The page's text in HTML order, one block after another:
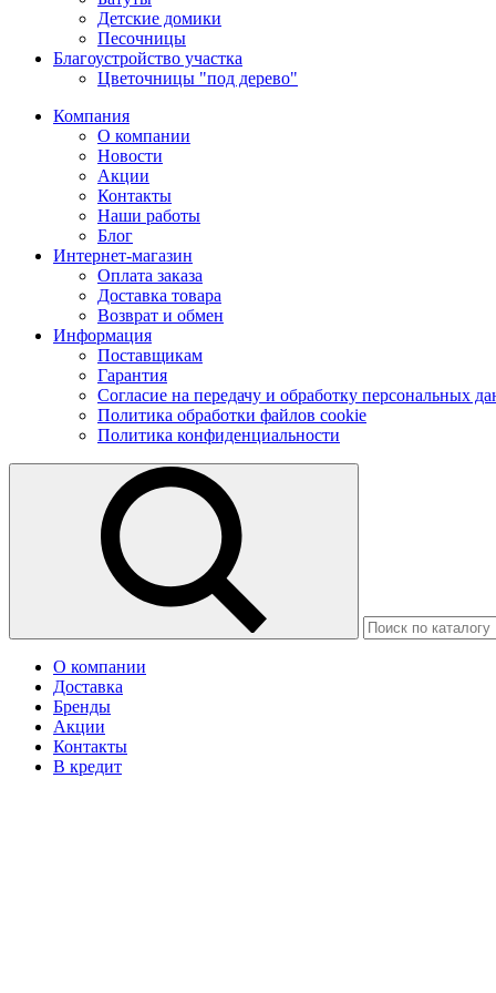
Детские домики
Песочницы
Благоустройство участка
Цветочницы "под дерево"
Компания
О компании
Новости
Акции
Контакты
Наши работы
Блог
Интернет-магазин
Оплата заказа
Доставка товара
Возврат и обмен
Информация
Поставщикам
Гарантия
Согласие на передачу и обработку персональных
Политика обработки файлов cookie
Политика конфиденциальности
О компании
Доставка
Бренды
Акции
Контакты
В кредит